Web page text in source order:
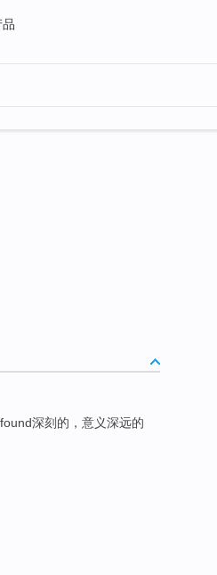
深刻的，意义深远的